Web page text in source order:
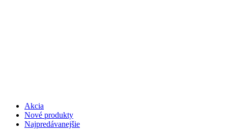
Akcia
Nové produkty
Najpredávanejšie